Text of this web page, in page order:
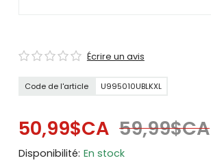
Écrire un avis
Code de l'article U995010UBLKXL
50,99$CA 59,99$CA
Disponibilité: En stock